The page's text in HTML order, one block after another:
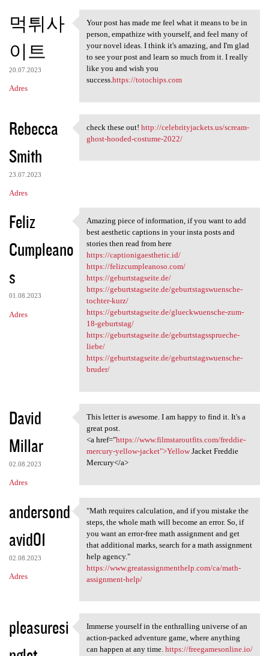
먹튀사
이트
20.07.2023
Adres
Your post has made me feel
Your post has made me feel what it means to be in
person, empathize with yourself, and feel many of
your novel ideas. I think it's amazing, and I'm glad
to see your post and learn so much from it. I really
like you and wish you
success. https://totochips.com
Rebecca
Smith
23.07.2023
Adres
check these out! http:/
check these out! http://celebrityjackets.us/scream-
ghost-hooded-costume-2022/
Feliz
Cumpleano
s
01.08.2023
Adres
Amazing piece of information,
Amazing piece of information, if you want to add
best aesthetic captions in your insta posts and
stories then read from here
https://captionigaesthetic.id/
https://felizcumpleanoso.com/
https://geburtstagseite.de/
https://geburtstagseite.de/geburtstagswuensche-
tochter-kurz/
https://geburtstagseite.de/glueckwuensche-zum-
18-geburtstag/
https://geburtstagseite.de/geburtstagssprueche-
liebe/
https://geburtstagseite.de/geburtstagswuensche-
bruder/
David
Millar
02.08.2023
Adres
This letter is awesome. I am
This letter is awesome. I am happy to find it. It's a
great post.
<a href="https://www.filmstaroutfits.com/freddie-
mercury-yellow-jacket">YellowJacket Freddie
Mercury</a>
andersond
avid01
02.08.2023
Adres
"Math requires calculation,
"Math requires calculation, and if you mistake the
steps, the whole math will become an error. So, if
you want an error-free math assignment and get
that additional marks, search for a math assignment
help agency."
https://www.greatassignmenthelp.com/ca/math-
assignment-help/
pleasuresi
Immerse yourself in the
Immerse yourself in the enthralling universe of an
action-packed adventure game, where anything
can happen at any time. https://freegamesonline.io/